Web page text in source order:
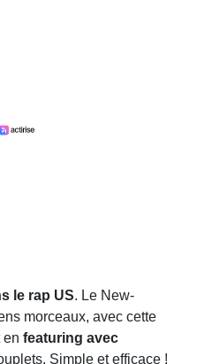
le rap US. Le New-
morceaux, avec cette
en featuring avec
Simple et efficace !